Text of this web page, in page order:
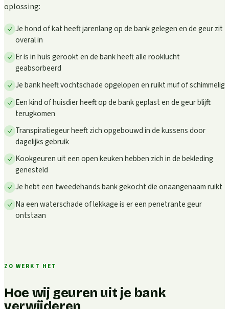
oplossing:
Je hond of kat heeft jarenlang op de bank gelegen en de geur zit
overal in
Er is in huis gerookt en de bank heeft alle rooklucht
geabsorbeerd
Je bank heeft vochtschade opgelopen en ruikt muf of schimmelig
Een kind of huisdier heeft op de bank geplast en de geur blijft
terugkomen
Transpiratiegeur heeft zich opgebouwd in de kussens door
dagelijks gebruik
Kookgeuren uit een open keuken hebben zich in de bekleding
genesteld
Je hebt een tweedehands bank gekocht die onaangenaam ruikt
Na een waterschade of lekkage is er een penetrante geur
ontstaan
ZO WERKT HET
Hoe wij geuren uit je bank